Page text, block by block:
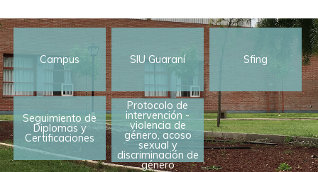
Campus SIU Guaraní Sfing
Seguimiento de
Diplomas y
Certificaciones
Protocolo de
intervención -
violencia de
género, acoso
sexual y
discriminación de
género